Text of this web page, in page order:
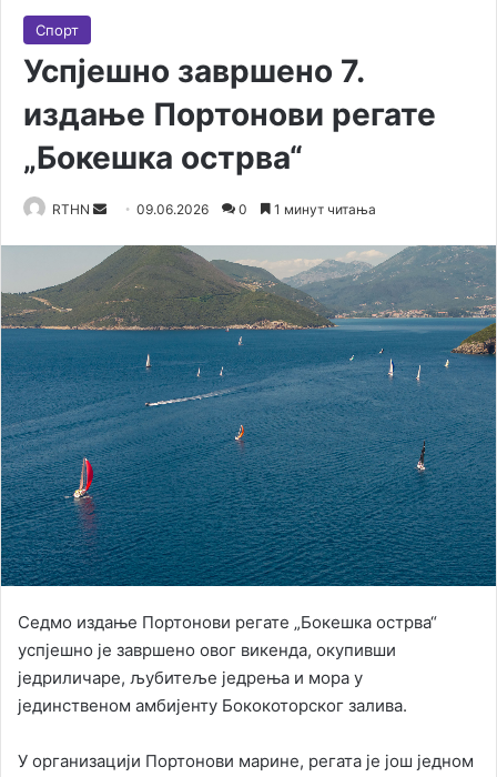
Спорт
Успјешно завршено 7.
издање Портонови регате
„Бокешка острва“
RTHN
n
d
a
e
m
a
i
l
09.06.2026 0 1 минут читања
Седмо издање Портонови регате „Бокешка острва“
успјешно је завршено овог викенда, окупивши
једриличаре, љубитеље једрења и мора у
јединственом амбијенту Бококоторског залива.
У организацији Портонови марине, регата је још једном